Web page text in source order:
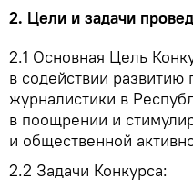
2. Цели и задачи
2.1 Основная Цель
в содействии
журналистики в
в поощрении и
и общественной
2.2 Задачи Конкурса: